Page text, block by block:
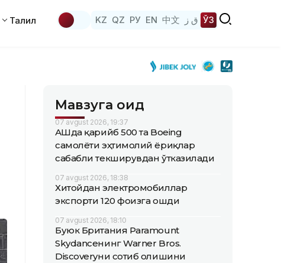
Таҳлил KZ QZ РУ EN 中文 ق ز ЎЗ
Мавзуга оид
07 avgust 2026, 19:37
АҚШда қарийб 500 та Boeing
самолёти эҳтимолий ёриқлар
сабабли текширувдан ўтказилади
07 avgust 2026, 18:38
Хитойдан электромобиллар
экспорти 120 фоизга ошди
07 avgust 2026, 18:10
Буюк Британия Paramount
Skydanceнинг Warner Bros.
Discoveryни сотиб олишини